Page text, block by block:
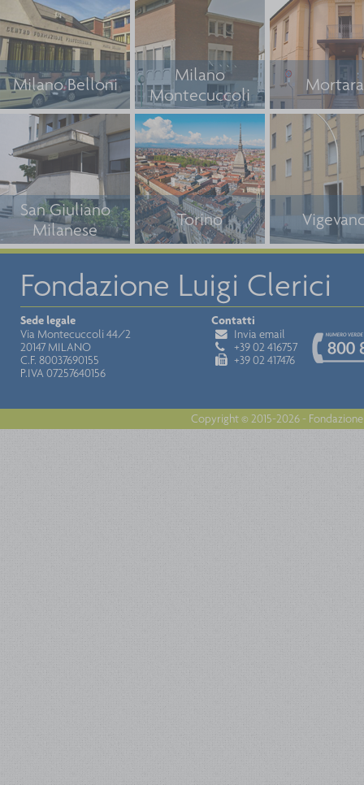
Milano Belloni
Milano
Montecuccoli
Mortara
San Giuliano
Milanese
Torino
Fondazione Luigi Clerici
Sede legale
Via Montecuccoli 44/2
20147 MILANO
C.F. 80037690155
P.IVA 07257640156
Contatti
Invia email
+39 02 416757
+39 02 417476
Copyright © 2015-2026 -